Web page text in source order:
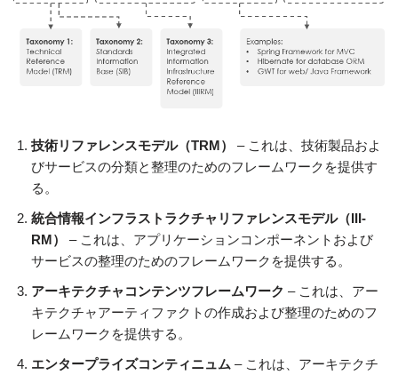
技術リファレンスモデル（TRM）
– これは、技術製品およ
びサービスの分類と整理のためのフレームワークを提供す
る。
統合情報インフラストラクチャリファレンスモデル（III-
RM）
– これは、アプリケーションコンポーネントおよび
サービスの整理のためのフレームワークを提供する。
アーキテクチャコンテンツフレームワーク – これは、アー
キテクチャアーティファクトの作成および整理のためのフ
レームワークを提供する。
エンタープライズコンティニュム – これは、アーキテクチ